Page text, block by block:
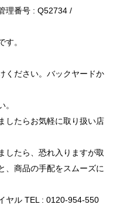
理番号 : Q52734 /
す。
ください。バックヤードか
。
したらお気軽に取り扱い店
したら、恐れ入りますが取
、商品の手配をスムーズに
ル TEL : 0120-954-550